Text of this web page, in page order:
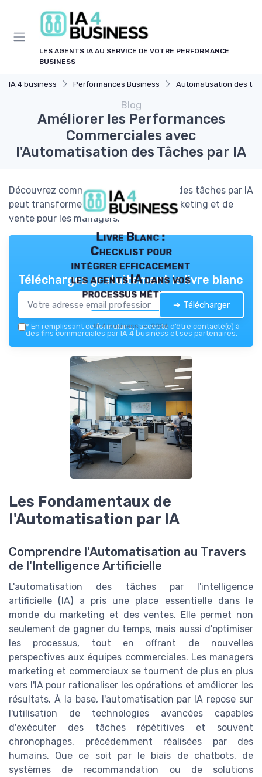
LES AGENTS IA AU SERVICE DE VOTRE PERFORMANCE
BUSINESS
IA 4 business Performances Business Automatisation des tâches
Blog
Améliorer les Performances
Commerciales avec
l'Automatisation des Tâches par IA
Découvrez comment l'automatisation des tâches par IA
peut transformer les stratégies de marketing et de
vente pour les managers.
Livre Blanc :
Checklist pour
intégrer efficacement
les agents IA dans vos
processus métiers
IA 4 business — 2026
Téléchargez gratuitement le livre blanc
➔ Télécharger
* En remplissant ce formulaire, j’accepte d’être contacté(e) à
des fins commerciales par IA 4 business et ses partenaires.
Les Fondamentaux de
l'Automatisation par IA
Comprendre l'Automatisation au Travers
de l'Intelligence Artificielle
L'automatisation des tâches par l'intelligence
artificielle (IA) a pris une place essentielle dans le
monde du marketing et des ventes. Elle permet non
seulement de gagner du temps, mais aussi d'optimiser
les processus, tout en offrant de nouvelles
perspectives aux équipes commerciales. Les managers
marketing et commerciaux se tournent de plus en plus
vers l'IA pour rationaliser les opérations et améliorer les
résultats. À la base, l'automatisation par IA repose sur
l'utilisation de technologies avancées capables
d'exécuter des tâches répétitives et souvent
chronophages, précédemment réalisées par des
humains. Que ce soit par le biais de chatbots, de
systèmes de recommandation ou de solutions